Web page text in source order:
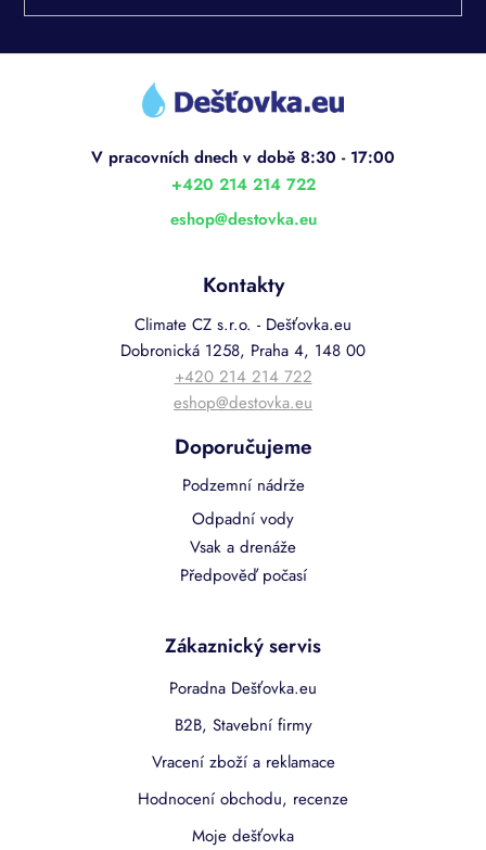
Z
eshop@destovka.eu
+420 214 214 722
Kontakty
Climate CZ s.r.o. - Dešťovka.eu
Dobronická 1258, Praha 4, 148 00
+420 214 214 722
eshop@destovka.eu
Doporučujeme
Podzemní nádrže
Odpadní vody
Vsak a drenáže
Předpověď počasí
Zákaznický servis
Poradna Dešťovka.eu
B2B, Stavební firmy
Vracení zboží a reklamace
Hodnocení obchodu, recenze
Moje dešťovka